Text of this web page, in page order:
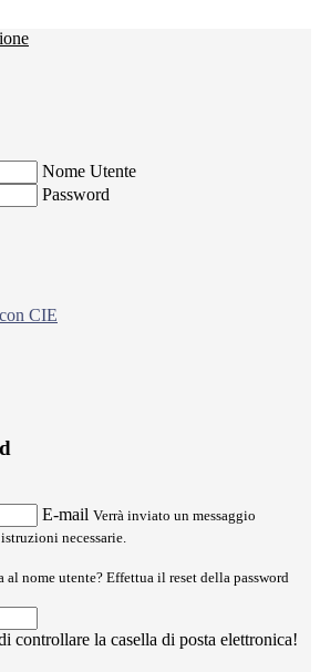
Nome Utente
Password
CIE
E-mail Verrà inviato un messaggio
necessarie.
al nome utente? Effettua il reset della password
controllare la casella di posta elettronica!